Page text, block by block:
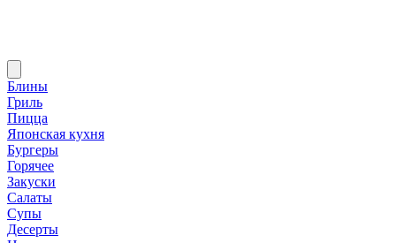
Блины
Гриль
Пицца
Японская кухня
Бургеры
Горячее
Закуски
Салаты
Супы
Десерты